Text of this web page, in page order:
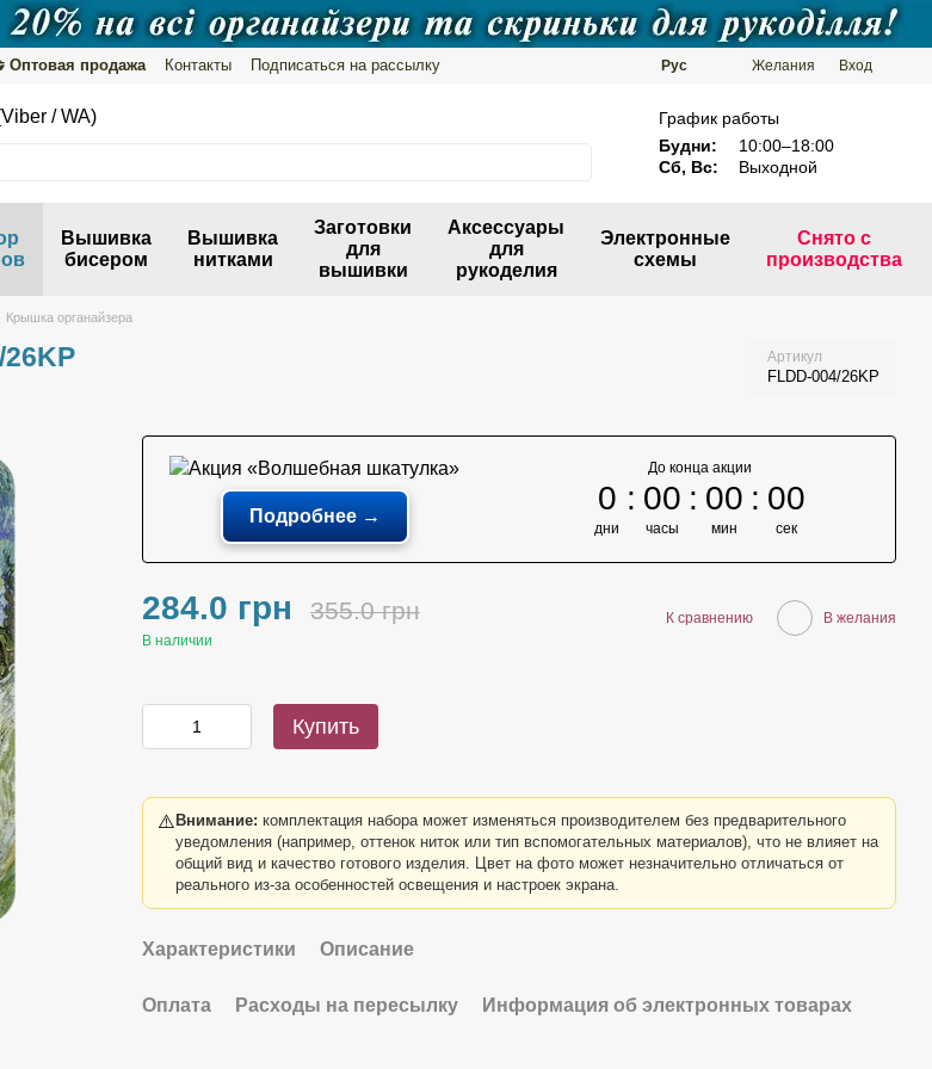
Оптовая продажа Контакты
Подписаться на рассылку
Рус Желания Вход
/ WA)
График работы
Будни:
10:00–18:00
Сб, Вс:
Выходной
Вышивка
бисером
Вышивка
нитками
Заготовки
для
вышивки
Аксессуары
для
рукоделия
Электронные
схемы
Снято с
производства
Крышка органайзера
Артикул
FLDD-004/26KP
Подробнее →
До конца акции
0
дни
00
часы
00
мин
00
сек
284.0 грн 355.0 грн
В наличии
К сравнению В желания
Купить
⚠️ Внимание: комплектация набора может изменяться производителем без предварительного
уведомления (например, оттенок ниток или тип вспомогательных материалов), что не влияет на
общий вид и качество готового изделия. Цвет на фото может незначительно отличаться от
реального из-за особенностей освещения и настроек экрана.
Характеристики Описание
Оплата Расходы на пересылку Информация об электронных товарах